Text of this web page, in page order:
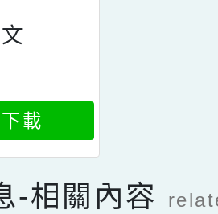
載
-相關內容